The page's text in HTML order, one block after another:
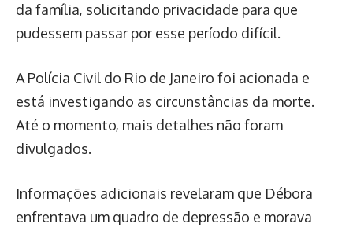
da família, solicitando privacidade para que
pudessem passar por esse período difícil.
A Polícia Civil do Rio de Janeiro foi acionada e
está investigando as circunstâncias da morte.
Até o momento, mais detalhes não foram
divulgados.
Informações adicionais revelaram que Débora
enfrentava um quadro de depressão e morava